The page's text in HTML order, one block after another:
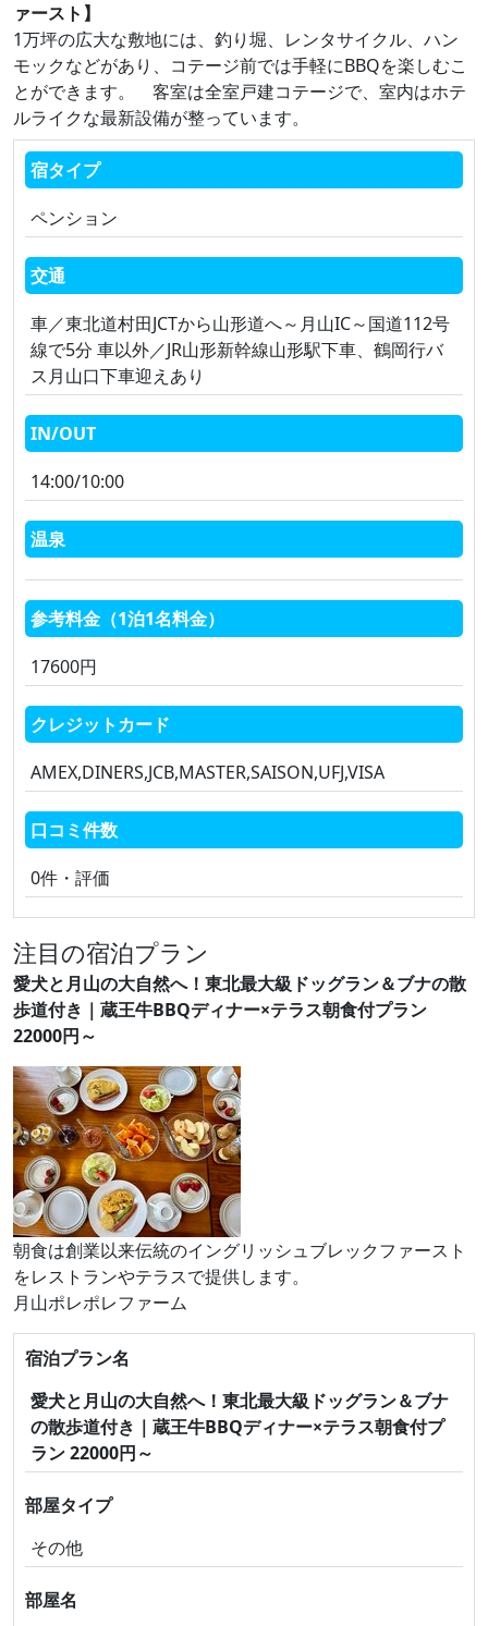
ァースト】
1万坪の広大な敷地には、釣り堀、レンタサイクル、ハン
モックなどがあり、コテージ前では手軽にBBQを楽しむこ
とができます。 客室は全室戸建コテージで、室内はホテ
ルライクな最新設備が整っています。
宿タイプ
ペンション
交通
車／東北道村田JCTから山形道へ～月山IC～国道112号
線で5分 車以外／JR山形新幹線山形駅下車、鶴岡行バ
ス月山口下車迎えあり
IN/OUT
14:00/10:00
温泉
参考料金（1泊1名料金）
17600円
クレジットカード
AMEX,DINERS,JCB,MASTER,SAISON,UFJ,VISA
口コミ件数
0件・評価
注目の宿泊プラン
愛犬と月山の大自然へ！東北最大級ドッグラン＆ブナの散
歩道付き｜蔵王牛BBQディナー×テラス朝食付プラン
22000円～
朝食は創業以来伝統のイングリッシュブレックファースト
をレストランやテラスで提供します。
月山ポレポレファーム
宿泊プラン名
愛犬と月山の大自然へ！東北最大級ドッグラン＆ブナ
の散歩道付き｜蔵王牛BBQディナー×テラス朝食付プ
ラン 22000円～
部屋タイプ
その他
部屋名